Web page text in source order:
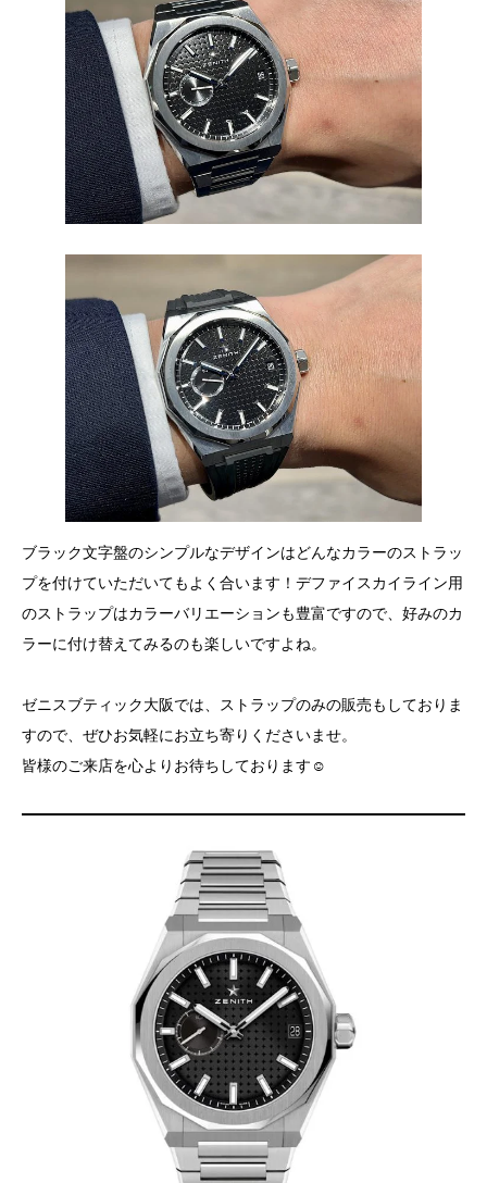
ブラック文字盤のシンプルなデザインはどんなカラーのストラッ
プを付けていただいてもよく合います！デファイスカイライン用
のストラップはカラーバリエーションも豊富ですので、好みのカ
ラーに付け替えてみるのも楽しいですよね。
ゼニスブティック大阪では、ストラップのみの販売もしておりま
すので、ぜひお気軽にお立ち寄りくださいませ。
皆様のご来店を心よりお待ちしております☺︎